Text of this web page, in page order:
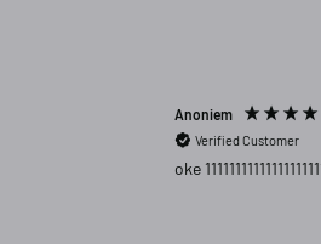
Anoniem
Verified Customer
oke